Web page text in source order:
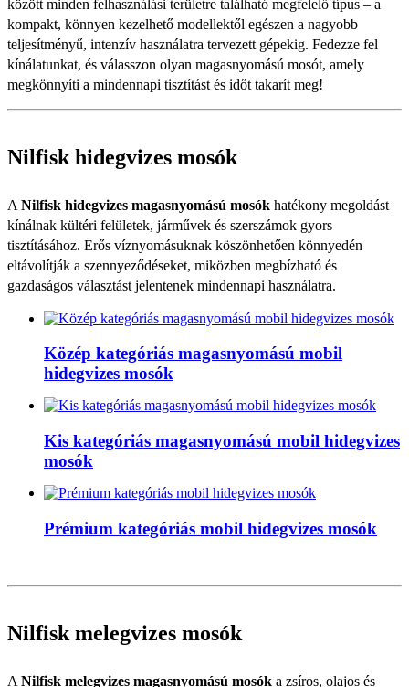
között minden felhasználási területre található megfelelő típus – a
kompakt, könnyen kezelhető modellektől egészen a nagyobb
teljesítményű, intenzív használatra tervezett gépekig. Fedezze fel
kínálatunkat, és válasszon olyan magasnyomású mosót, amely
megkönnyíti a mindennapi tisztítást és időt takarít meg!
Nilfisk hidegvizes mosók
A Nilfisk hidegvizes magasnyomású mosók hatékony megoldást
kínálnak kültéri felületek, járművek és szerszámok gyors
tisztításához. Erős víznyomásuknak köszönhetően könnyedén
eltávolítják a szennyeződéseket, miközben megbízható és
gazdaságos választást jelentenek mindennapi használatra.
Közép kategóriás magasnyomású mobil
hidegvizes mosók
Kis kategóriás magasnyomású mobil hidegvizes
mosók
Prémium kategóriás mobil hidegvizes mosók
Nilfisk melegvizes mosók
A Nilfisk melegvizes magasnyomású mosók a zsíros, olajos és